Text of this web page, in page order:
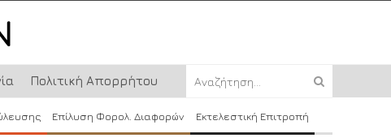
Πολιτική Απορρήτου
Επίλυση Φορολ. Διαφορών Εκτελεστική Επιτροπή